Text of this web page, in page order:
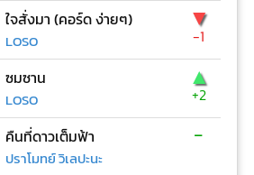
ใจสั่งมา (คอร์ด ง่ายๆ)
LOSO
▼
-1
ซมซาน
LOSO
▲
+2
คืนที่ดาวเต็มฟ้า
ปราโมทย์ วิเลปะนะ
-